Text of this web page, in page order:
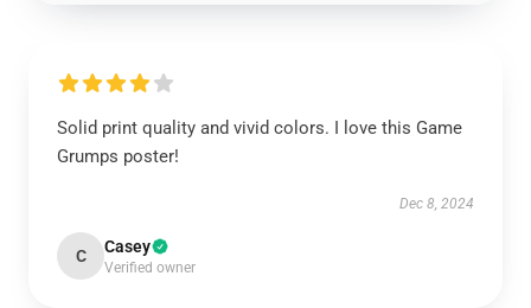
Solid print quality and vivid colors. I love this Game
Grumps poster!
Dec 8, 2024
C Casey
Verified owner